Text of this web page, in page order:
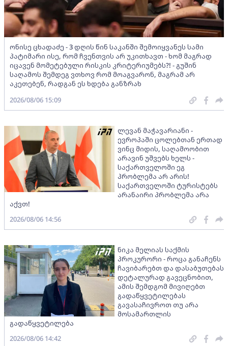
ონისე ცხადაძე - 3 დღის წინ საკანში შემოიყვანეს სამი
პატიმარი ისე, რომ ჩვენთვის არ უკითხავთ - ხომ მაგრად
იცავენ მომეტებული რისკის კრიტერიუმებს?! - გუშინ
საღამოს შემდეგ ვთხოვ რომ მოაგვარონ, მაგრამ არ
აკეთებენ, რადგან ეს ხდება განზრახ
2026/08/06 15:09
ლევან მაჭავარიანი -
ევროპაში ცოლებთან ერთად
ვინც მიდის, საღამოობით
არავინ უშვებს ხელს -
საქართველოში ეგ
პრობლემა არ არის!
საქართველოში ტურისტებს
არანაირი პრობლემა არა
აქვთ!
2026/08/06 14:56
ნიკა მელიას საქმის
პროკურორი - როცა განაჩენს
ჩავიბარებთ და დასაბუთებას
დეტალურად გავეცნობით,
ამის შემდგომ მივიღებთ
გადაწყვეტილებას
გავასაჩივროთ თუ არა
მოსამართლის
გადაწყვეტილება
2026/08/06 14:42